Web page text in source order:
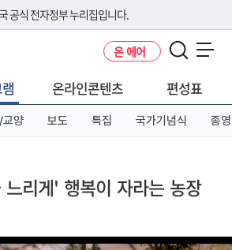
공식 전자정부 누리집입니다.
하기
다른 도메인 주소를 사용하고 있다면 아래 URL에
해 보세요
온 에어
온라인콘텐츠 편성표
교양 보도 특집 국가기념식 종영
리게' 행복이 자라는 농장